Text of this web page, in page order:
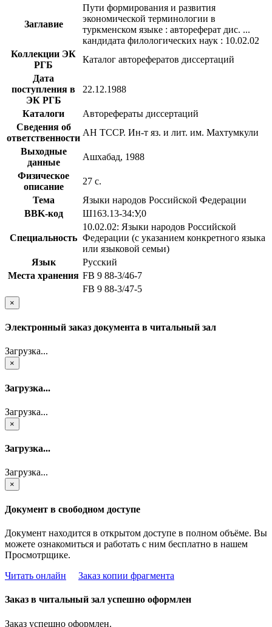
Заглавие
Пути формирования и развития
экономической терминологии в
туркменском языке : автореферат дис. ...
кандидата филологических наук : 10.02.02
Коллекции ЭК
РГБ
Каталог авторефератов диссертаций
Дата
поступления в
ЭК РГБ
22.12.1988
Каталоги
Авторефераты диссертаций
Сведения об
ответственности
АН ТССР. Ин-т яз. и лит. им. Махтумкули
Выходные
данные
Ашхабад, 1988
Физическое
описание
27 с.
Тема
Языки народов Российской Федерации
BBK-код
Ш163.13-34:У,0
Специальность
10.02.02: Языки народов Российской
Федерации (с указанием конкретного языка
или языковой семьи)
Язык
Русский
Места хранения FB 9 88-3/46-7
FB 9 88-3/47-5
×
Электронный заказ документа в читальный зал
Загрузка...
×
Загрузка...
Загрузка...
×
Загрузка...
Загрузка...
×
Документ в свободном доступе
Документ находится в открытом доступе в полном объёме. Вы
можете ознакомиться и работать с ним бесплатно в нашем
Просмотрщике.
Читать онлайн
Заказ копии фрагмента
Заказ в читальный зал успешно оформлен
Заказ успешно оформлен.